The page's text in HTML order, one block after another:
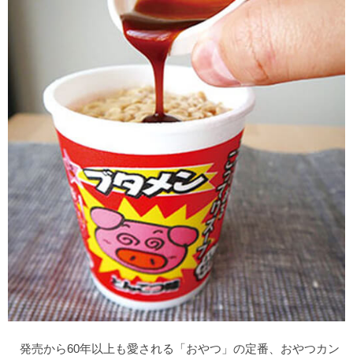
発売から60年以上も愛される「おやつ」の定番、おやつカン